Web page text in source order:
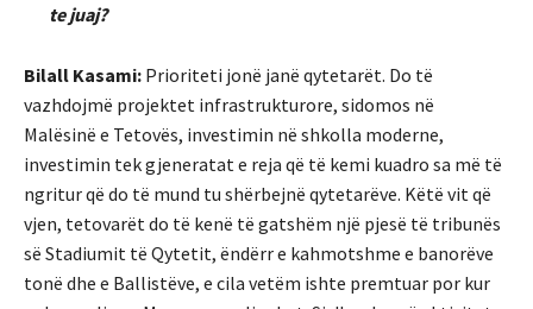
te juaj?
Bilall Kasami: Prioriteti jonë janë qytetarët. Do të
vazhdojmë projektet infrastrukturore, sidomos në
Malësinë e Tetovës, investimin në shkolla moderne,
investimin tek gjeneratat e reja që të kemi kuadro sa më të
ngritur që do të mund tu shërbejnë qytetarëve. Këtë vit që
vjen, tetovarët do të kenë të gatshëm një pjesë të tribunës
së Stadiumit të Qytetit, ëndërr e kahmotshme e banorëve
tonë dhe e Ballistëve, e cila vetëm ishte premtuar por kur